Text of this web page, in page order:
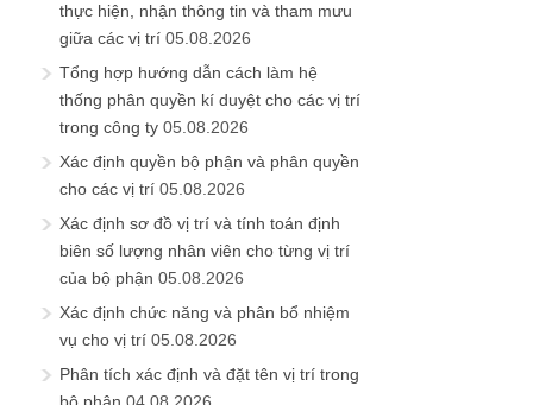
thực hiện, nhận thông tin và tham mưu
giữa các vị trí 05.08.2026
Tổng hợp hướng dẫn cách làm hệ
thống phân quyền kí duyệt cho các vị trí
trong công ty 05.08.2026
Xác định quyền bộ phận và phân quyền
cho các vị trí 05.08.2026
Xác định sơ đồ vị trí và tính toán định
biên số lượng nhân viên cho từng vị trí
của bộ phận 05.08.2026
Xác định chức năng và phân bổ nhiệm
vụ cho vị trí 05.08.2026
Phân tích xác định và đặt tên vị trí trong